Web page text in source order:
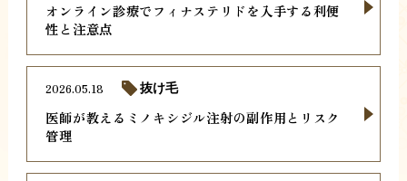
オンライン診療でフィナステリドを入手する利便
性と注意点
医師が教えるミノキシジル注射の副作用とリスク
管理
2026.05.18 抜け毛